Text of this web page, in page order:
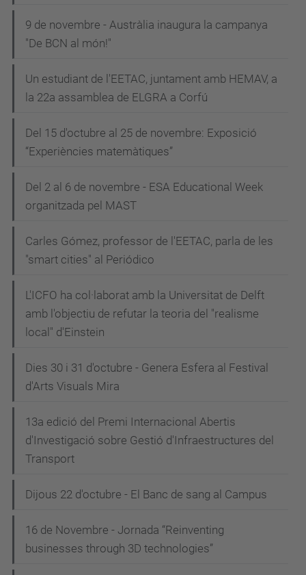
9 de novembre - Austràlia inaugura la campanya
"De BCN al món!"
Un estudiant de l'EETAC, juntament amb HEMAV, a
la 22a assamblea de ELGRA a Corfú
Del 15 d'octubre al 25 de novembre: Exposició
“Experiències matemàtiques”
Del 2 al 6 de novembre - ESA Educational Week
organitzada pel MAST
Carles Gómez, professor de l'EETAC, parla de les
"smart cities" al Periódico
L'ICFO ha col·laborat amb la Universitat de Delft
amb l'objectiu de refutar la teoria del "realisme
local" d'Einstein
Dies 30 i 31 d'octubre - Genera Esfera al Festival
d'Arts Visuals Mira
13a edició del Premi Internacional Abertis
d'Investigació sobre Gestió d'Infraestructures del
Transport
Dijous 22 d'octubre - El Banc de sang al Campus
16 de Novembre - Jornada “Reinventing
businesses through 3D technologies”